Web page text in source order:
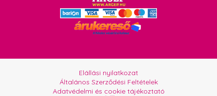
Elállási nyilatkozat
Általános Szerződési Feltételek
Adatvédelmi és cookie tájékoztató